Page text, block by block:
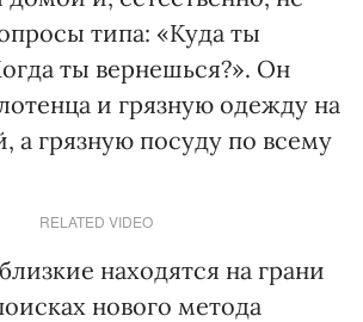
типа: «Куда ты
ты вернешься?». Он
и грязную одежду на
а грязную посуду по всему
RELATED VIDEO
находятся на грани
нового метода